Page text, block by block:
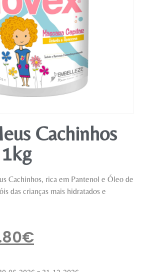
Cachinhos
Cachinhos, rica em Pantenol e Óleo de
das crianças mais hidratados e
€